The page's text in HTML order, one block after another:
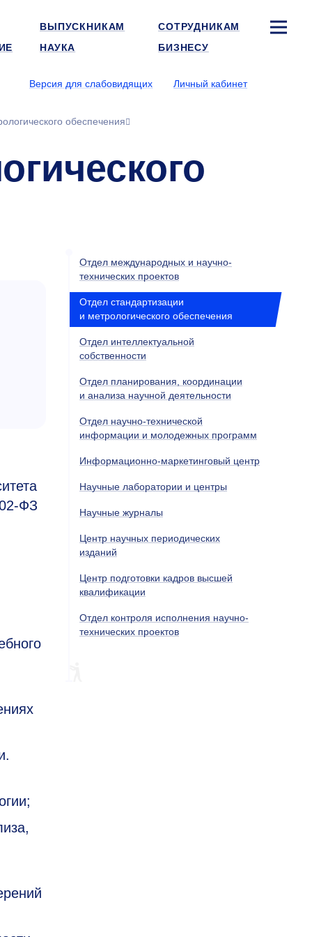
ВЫПУСКНИКАМ
СОТРУДНИКАМ
НАУКА БИЗНЕСУ
Версия для слабовидящих Личный кабинет
обеспечения
ФЗ
Отдел международных и научно-
технических проектов
Отдел стандартизации
и метрологического обеспечения
Отдел интеллектуальной
собственности
Отдел планирования, координации
и анализа научной деятельности
Отдел научно-технической
информации и молодежных программ
Информационно-маркетинговый центр
Научные лаборатории и центры
Научные журналы
Центр научных периодических
изданий
Центр подготовки кадров высшей
квалификации
Отдел контроля исполнения научно-
технических проектов